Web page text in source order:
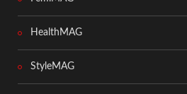
HealthMAG
StyleMAG